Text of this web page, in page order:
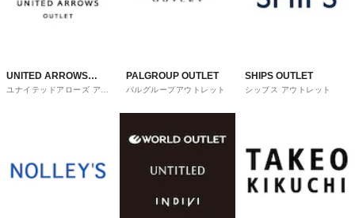
UNITED ARROWS
OUTLET
ユナイテッドアローズ アウ
PALGROUP OUTLET
パルグループアウトレット
SHIPS OUTLET
シップス アウトレット